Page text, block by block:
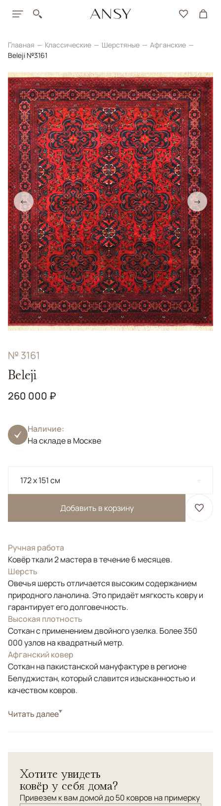
Главная Классические Шерстяные
Афганские
Beleji №3161
← →
№ 3161
Beleji
260 000 ₽
Наличие:
На складе в Москве
172 x 151 см
Добавить в корзину
Ручная работа
Ковёр ткали 2 мастера в течение 6 месяцев.
Шерсть
Овечья шерсть отличается высоким содержанием
природного ланолина. Это придаёт мягкость ковру и
гарантирует его долговечность.
Высокая плотность
Соткан с применением двойного узелка. Более 350
000 узлов на квадратный метр.
Афганский ковер
Соткан на пакистанской мануфактуре в регионе
Белуджистан, который славится изысканностью и
качеством ковров.
СтильКлассические
новозеландской шерсти высшей категории в высокой
узелковой плотности с соблюдением традиционной
технологии ручного ковроткачества.
Читать далее
Хотите увидеть
ковёр у себя дома?
Привезем к вам домой до 50 ковров на примерку